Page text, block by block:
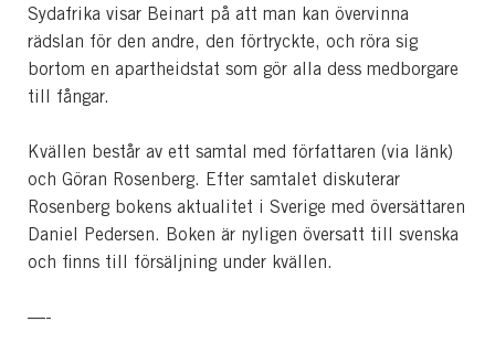
Sydafrika visar Beinart på att man kan övervinna
rädslan för den andre, den förtryckte, och röra sig
bortom en apartheidstat som gör alla dess medborgare
till fångar.
Kvällen består av ett samtal med författaren (via länk)
och Göran Rosenberg. Efter samtalet diskuterar
Rosenberg bokens aktualitet i Sverige med översättaren
Daniel Pedersen. Boken är nyligen översatt till svenska
och finns till försäljning under kvällen.
—-